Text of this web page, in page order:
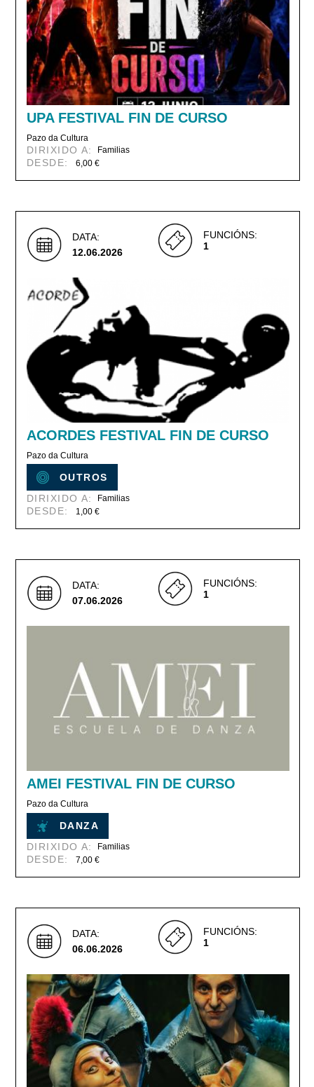
UPA FESTIVAL FIN DE CURSO
Pazo da Cultura
DIRIXIDO A: Familias
DESDE: 6,00 €
DATA:
12.06.2026
FUNCIÓNS:
1
ACORDES FESTIVAL FIN DE CURSO
Pazo da Cultura
OUTROS
DIRIXIDO A:
Familias
DESDE: 1,00 €
DATA:
07.06.2026
FUNCIÓNS:
1
AMEI FESTIVAL FIN DE CURSO
Pazo da Cultura
DANZA
DIRIXIDO A:
Familias
DESDE: 7,00 €
DATA:
06.06.2026
FUNCIÓNS:
1